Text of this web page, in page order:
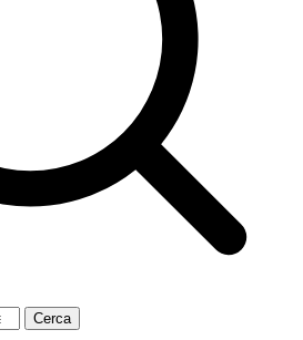
Cerca